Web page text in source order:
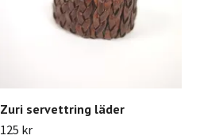
Zuri servettring läder
125 kr